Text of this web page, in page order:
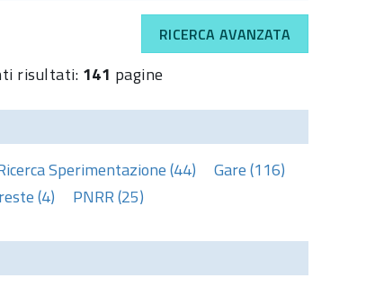
RICERCA AVANZATA
risultati: 141 pagine
Sperimentazione (44)
Gare (116)
(4) PNRR (25)